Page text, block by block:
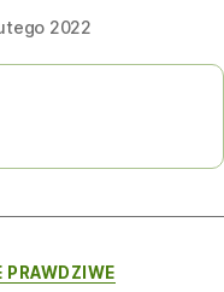
2022
PRAWDZIWE